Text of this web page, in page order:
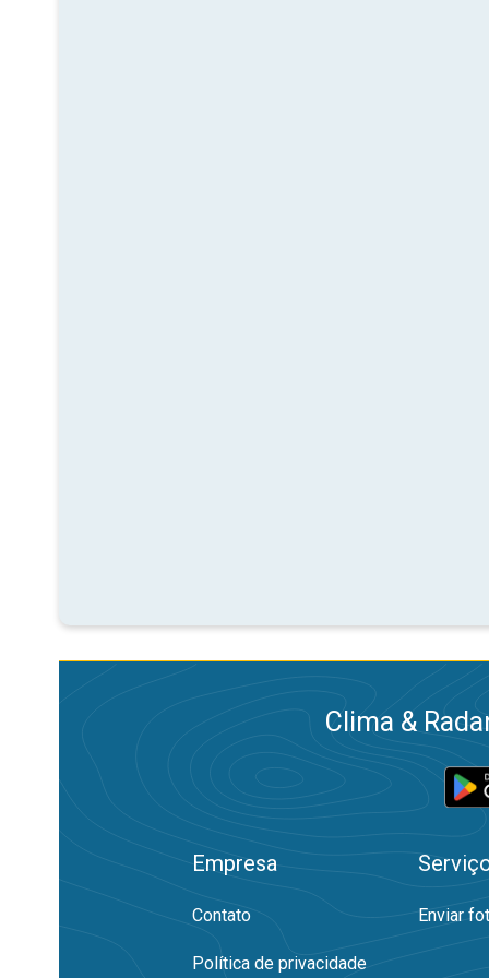
Clima &
Empresa
Contato
Política de privacidade
Enviar